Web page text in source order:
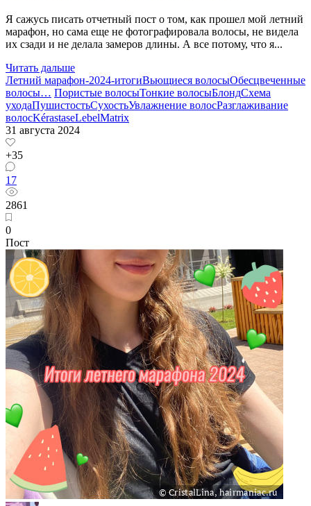
Я сажусь писать отчетный пост о том, как прошел мой летний
марафон, но сама еще не фотографировала волосы, не видела
их сзади и не делала замеров длины. А все потому, что я...
Читать дальше
Летний марафон-2024-итогиВьющиеся волосыОбесцвеченные
волосы… Пористые волосыТонкие волосыБлондСхема
уходаПушистостьСухостьУвлажнение волосРазглаживание
волосKérastaseLebelMatrix
31 августа 2024
+35
17
2861
0
Пост